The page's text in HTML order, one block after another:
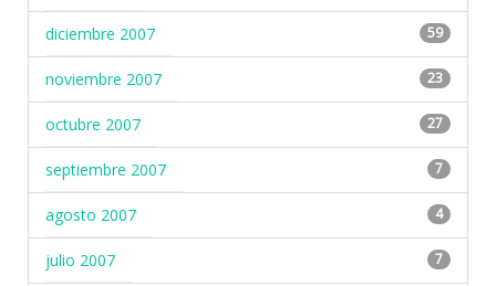
diciembre 2007 59
noviembre 2007 23
octubre 2007 27
septiembre 2007 7
agosto 2007 4
julio 2007 7